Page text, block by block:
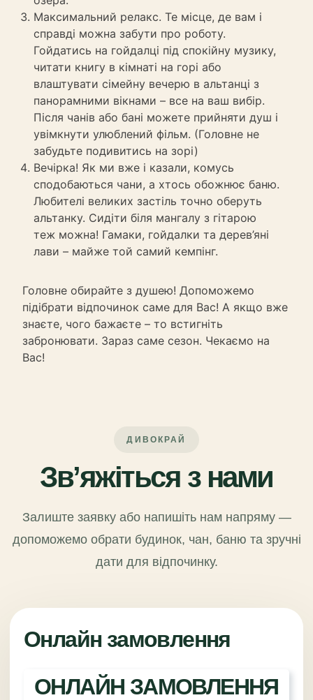
Максимальний релакс. Те місце, де вам і
справді можна забути про роботу.
Гойдатись на гойдалці під спокійну музику,
читати книгу в кімнаті на горі або
влаштувати сімейну вечерю в альтанці з
панорамними вікнами – все на ваш вибір.
Після чанів або бані можете прийняти душ і
увімкнути улюблений фільм. (Головне не
забудьте подивитись на зорі)
Вечірка! Як ми вже і казали, комусь
сподобаються чани, а хтось обожнює баню.
Любителі великих застіль точно оберуть
альтанку. Сидіти біля мангалу з гітарою
теж можна! Гамаки, гойдалки та дерев’яні
лави – майже той самий кемпінг.
Головне обирайте з душею! Допоможемо
підібрати відпочинок саме для Вас! А якщо вже
знаєте, чого бажаєте – то встигніть
забронювати. Зараз саме сезон. Чекаємо на
Вас!
ДИВОКРАЙ
Зв’яжіться з нами
Залиште заявку або напишіть нам напряму —
допоможемо обрати будинок, чан, баню та зручні
дати для відпочинку.
Онлайн замовлення
ОНЛАЙН ЗАМОВЛЕННЯ